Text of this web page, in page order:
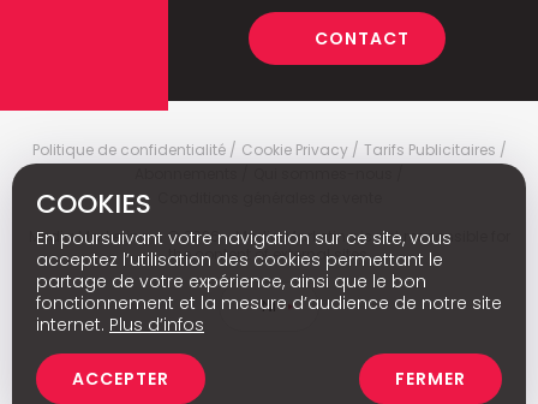
CONTACT
Politique de confidentialité Cookie Privacy
Tarifs Publicitaires
Media Marketingc © 2026 - Media Marketing is not responsible for
the content of external sites.
Nl
COOKIES
En poursuivant votre navigation sur ce site, vous
acceptez l’utilisation des cookies permettant le
partage de votre expérience, ainsi que le bon
fonctionnement et la mesure d’audience de notre site
internet. Plus d’infos
ACCEPTER FERMER